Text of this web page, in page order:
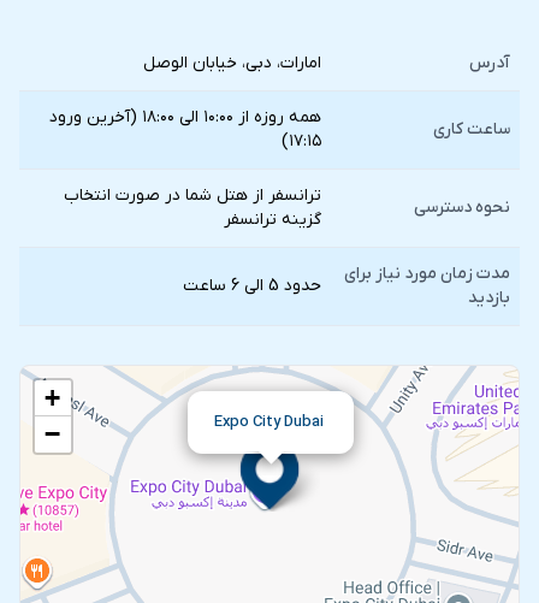
آدرس امارات، دبی، خیابان الوصل
ساعت کاری
همه روزه از ۱۰:۰۰ الی ۱۸:۰۰ (آخرین ورود
۱۷:۱۵)
نحوه دسترسی
ترانسفر از هتل شما در صورت انتخاب
گزينه ترانسفر
مدت زمان مورد نیاز برای
بازدید
حدود 5 الی 6 ساعت
Expo City Dubai
+
−